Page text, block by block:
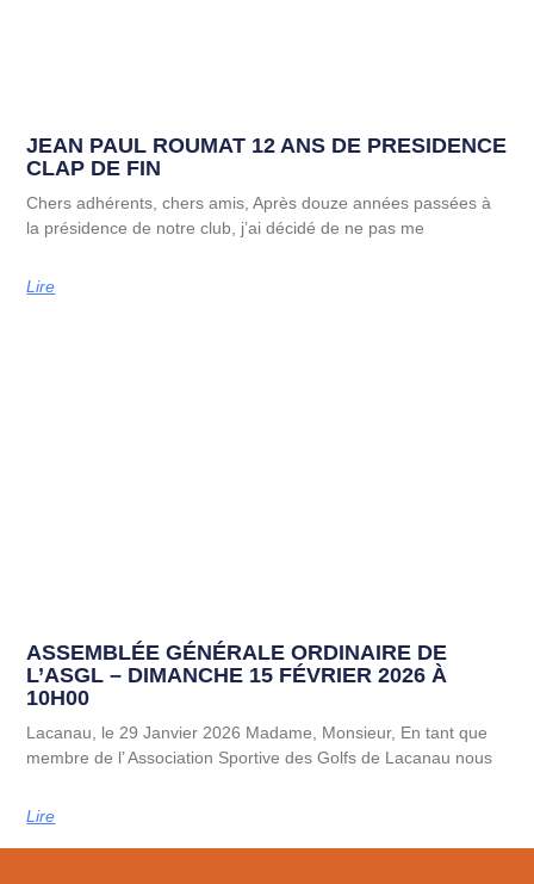
JEAN PAUL ROUMAT 12 ANS DE PRESIDENCE
CLAP DE FIN
Chers adhérents, chers amis, Après douze années passées à
la présidence de notre club, j’ai décidé de ne pas me
Lire
ASSEMBLÉE GÉNÉRALE ORDINAIRE DE
L’ASGL – DIMANCHE 15 FÉVRIER 2026 À
10H00
Lacanau, le 29 Janvier 2026 Madame, Monsieur, En tant que
membre de l’ Association Sportive des Golfs de Lacanau nous
Lire